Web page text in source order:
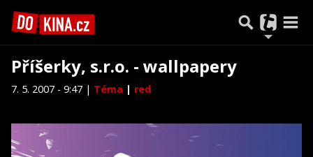
Příšerky, s.r.o. - wallpapery
7. 5. 2007 - 9:47 | Téma | red